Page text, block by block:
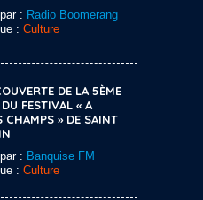
: Radio Boomerang
: Culture
DE LA 5ÈME
FESTIVAL « A
CHAMPS » DE SAINT
: Banquise FM
: Culture